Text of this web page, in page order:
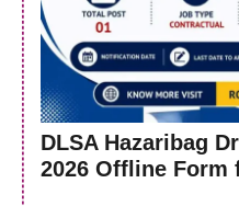
DLSA Hazaribag
2026 Offline Form